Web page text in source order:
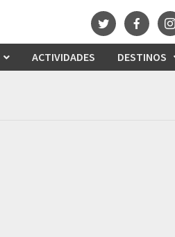
ACTIVIDADES DESTINOS